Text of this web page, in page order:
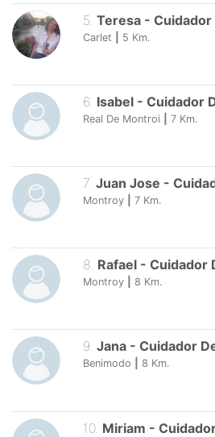
5 Teresa - Cuidador
Carlet 5 Km.
6 Isabel - Cuidador
Real De Montroi 7 Km.
7. Juan Jose -
Montroy 7 Km.
8. Rafael - Cuidador
Montroy 8 Km.
9. Jana - Cuidador
Benimodo 8 Km.
10. Miriam -